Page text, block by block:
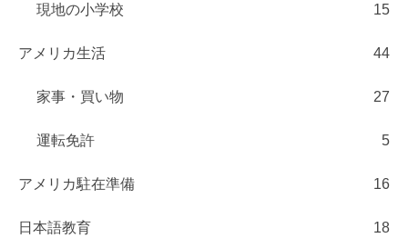
現地の小学校 15
アメリカ生活 44
家事・買い物 27
運転免許 5
アメリカ駐在準備 16
日本語教育 18